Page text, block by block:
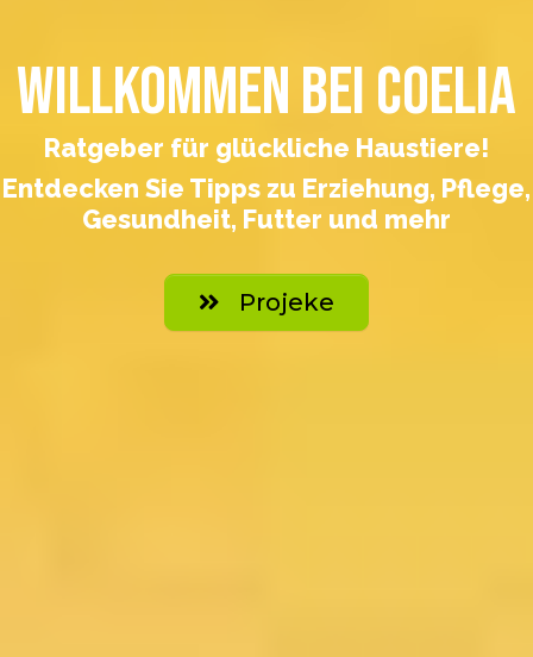
Willkommen bei Coelia
Ratgeber für glückliche Haustiere!
Entdecken Sie Tipps zu Erziehung, Pflege,
Gesundheit, Futter und mehr
Projeke